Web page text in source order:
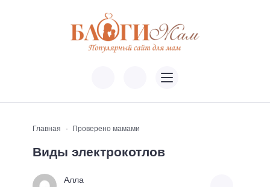
Главная Проверено мамами
Виды электрокотлов
Алла